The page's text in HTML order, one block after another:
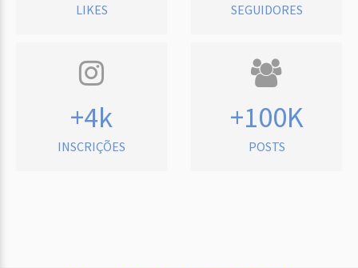
LIKES SEGUIDORES
+4k
INSCRIÇÕES
+100K
POSTS